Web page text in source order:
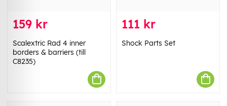
159 kr
Scalextric Rad 4 inner
borders & barriers (till
C8235)
111 kr
Shock Parts Set